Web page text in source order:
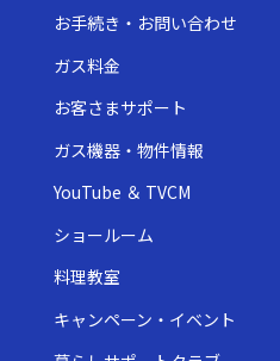
お手続き・お問い合わせ
ガス料金
お客さまサポート
ガス機器・物件情報
YouTube ＆ TVCM
ショールーム
料理教室
キャンペーン・イベント